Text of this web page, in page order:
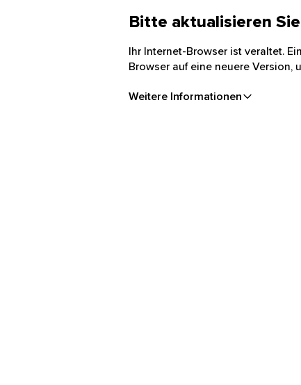
Bitte aktualisieren
Ihr Internet-Browser ist veraltet.
Browser auf eine neuere Version,
Weitere Informationen